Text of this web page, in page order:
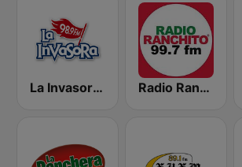
La Invasora 98.9 FM Radio Ranchito 99.7 FM